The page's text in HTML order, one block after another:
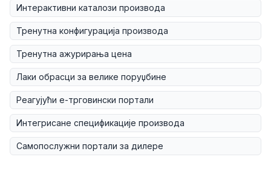
Интерактивни каталози производа
Тренутна конфигурација производа
Тренутна ажурирања цена
Лаки обрасци за велике поруџбине
Реагујући е-трговински портали
Интегрисане спецификације производа
Самопослужни портали за дилере